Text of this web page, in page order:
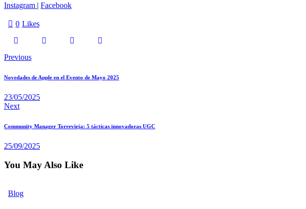
Instagram | Facebook
0 Likes
Navegación
de
Previous
Novedades de Apple en el Evento de Mayo 2025
23/05/2025
Next
Community Manager Torrevieja: 5 tácticas innovadoras UGC
25/09/2025
You May Also Like
Blog